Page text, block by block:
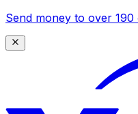
Send money to over